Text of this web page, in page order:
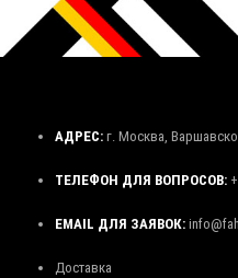
АДРЕС: г. Москва,
ТЕЛЕФОН ДЛЯ ВОПРОСОВ:
EMAIL ДЛЯ ЗАЯВОК:
Доставка